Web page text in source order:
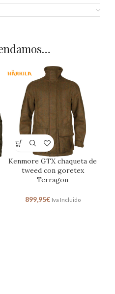
Kenmore GTX chaqueta de
tweed con goretex
Terragon
899,95€ Iva Incluido